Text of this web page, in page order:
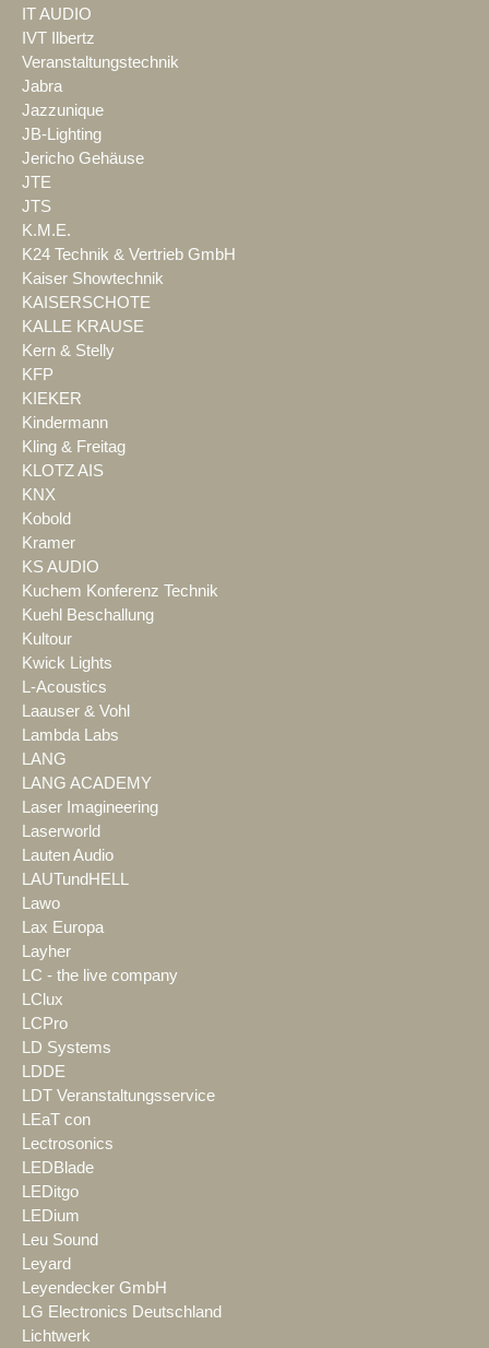
IT AUDIO
IVT Ilbertz
Veranstaltungstechnik
Jabra
Jazzunique
JB-Lighting
Jericho Gehäuse
JTE
JTS
K.M.E.
K24 Technik & Vertrieb GmbH
Kaiser Showtechnik
KAISERSCHOTE
KALLE KRAUSE
Kern & Stelly
KFP
KIEKER
Kindermann
Kling & Freitag
KLOTZ AIS
KNX
Kobold
Kramer
KS AUDIO
Kuchem Konferenz Technik
Kuehl Beschallung
Kultour
Kwick Lights
L-Acoustics
Laauser & Vohl
Lambda Labs
LANG
LANG ACADEMY
Laser Imagineering
Laserworld
Lauten Audio
LAUTundHELL
Lawo
Lax Europa
Layher
LC - the live company
LClux
LCPro
LD Systems
LDDE
LDT Veranstaltungsservice
LEaT con
Lectrosonics
LEDBlade
LEDitgo
LEDium
Leu Sound
Leyard
Leyendecker GmbH
LG Electronics Deutschland
Lichtwerk